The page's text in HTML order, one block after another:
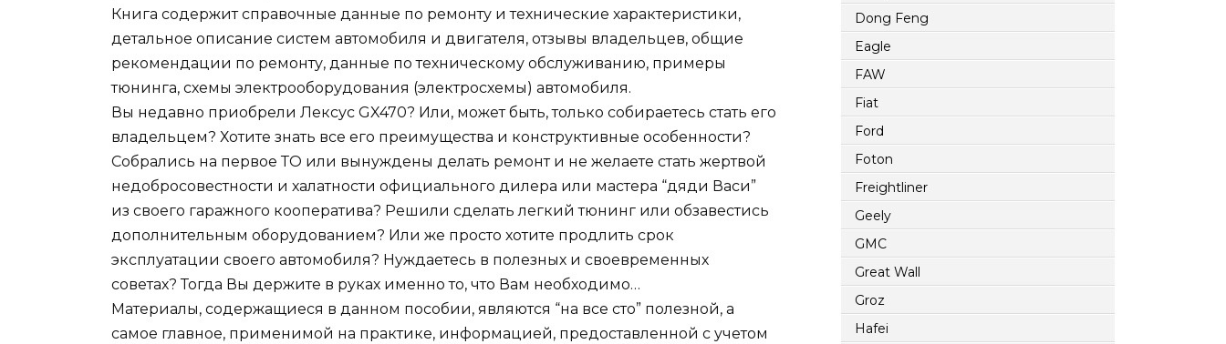
Книга содержит справочные данные по ремонту и технические характеристики,
детальное описание систем автомобиля и двигателя, отзывы владельцев, общие
рекомендации по ремонту, данные по техническому обслуживанию, примеры
тюнинга, схемы электрооборудования (электросхемы) автомобиля.
Вы недавно приобрели Лексус GX470? Или, может быть, только собираетесь стать его
владельцем? Хотите знать все его преимущества и конструктивные особенности?
Собрались на первое ТО или вынуждены делать ремонт и не желаете стать жертвой
недобросовестности и халатности официального дилера или мастера “дяди Васи”
из своего гаражного кооператива? Решили сделать легкий тюнинг или обзавестись
дополнительным оборудованием? Или же просто хотите продлить срок
эксплуатации своего автомобиля? Нуждаетесь в полезных и своевременных
советах? Тогда Вы держите в руках именно то, что Вам необходимо…
Материалы, содержащиеся в данном пособии, являются “на все сто” полезной, а
самое главное, применимой на практике, информацией, предоставленной с учетом
Dong Feng
Eagle
FAW
Fiat
Ford
Foton
Freightliner
Geely
GMC
Great Wall
Groz
Hafei